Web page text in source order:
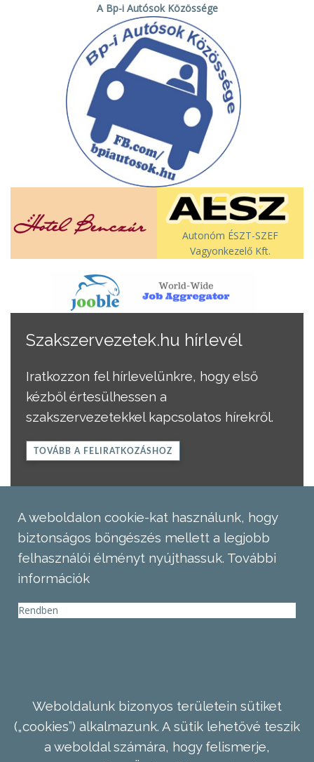
A Bp-i Autósok Közössége
Autonóm ÉSZT-SZEF
Vagyonkezelő Kft.
Szakszervezetek.hu hírlevél
Iratkozzon fel hírlevelünkre, hogy első
kézből értesülhessen a
szakszervezetekkel kapcsolatos hírekről.
TOVÁBB A FELIRATKOZÁSHOZ
A weboldalon cookie-kat használunk, hogy
biztonságos böngészés mellett a legjobb
felhasználói élményt nyújthassuk. További
információk
Rendben
Weboldalunk bizonyos területein sütiket
(„cookies”) alkalmazunk. A sütik lehetővé teszik
a weboldal számára, hogy felismerje,